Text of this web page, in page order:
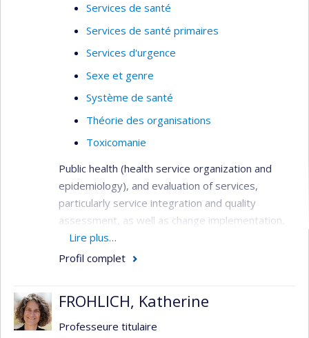
Services de santé
Services de santé primaires
Services d'urgence
Sexe et genre
Système de santé
Théorie des organisations
Toxicomanie
Public health (health service organization and
epidemiology), and evaluation of services,
particularly service integration and quality
assessment, as well as change implementation,
needs assessment, primary care services,
service utilization, health systems analysis,
databases, outcome studies), qualitative (case
study designs, program evaluation), and mixed-
Lire plus…
Profil complet
FROHLICH, Katherine
Professeure titulaire